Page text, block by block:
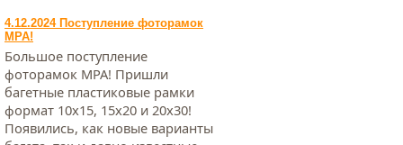
4.12.2024 Поступление фоторамок
МРА!
Большое поступление
фоторамок МРА! Пришли
багетные пластиковые рамки
формат 10х15, 15х20 и 20х30!
Появились, как новые варианты